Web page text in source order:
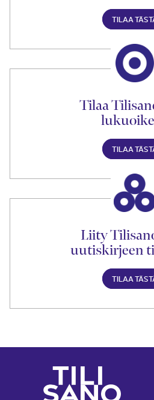
TILAA
Tilaa
TILAA
Liity
uutiskirjeen
TILAA